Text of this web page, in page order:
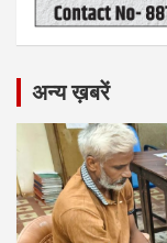
अन्य ख़बरें